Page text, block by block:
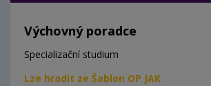
Výchovný poradce
Specializační studium
Lze hradit ze Šablon OP JAK